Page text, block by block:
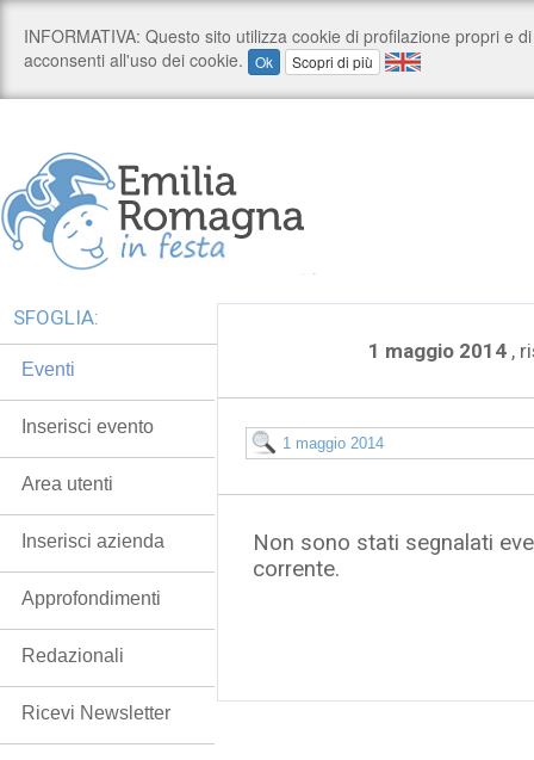
1 maggio 2014 ,
Non sono stati segnalati
corrente.
SFOGLIA:
Eventi
Inserisci evento
Area utenti
Inserisci azienda
Approfondimenti
Redazionali
Ricevi Newsletter